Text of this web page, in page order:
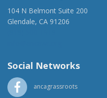
104 N Belmont Suite 200
Glendale, CA 91206
Social Networks
ancagrassroots